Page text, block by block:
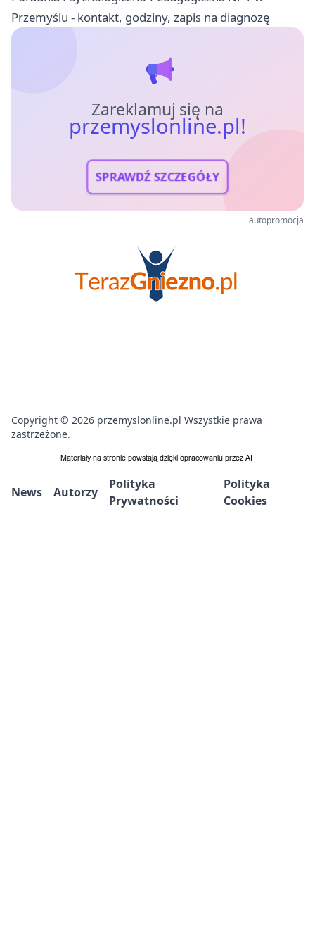
Przemyślu - kontakt, godziny, zapis na diagnozę
Zareklamuj się na
przemyslonline.pl!
SPRAWDŹ SZCZEGÓŁY
autopromocja
Copyright © 2026 przemyslonline.pl Wszystkie prawa
zastrzeżone.
News Autorzy
Polityka
Prywatności
Polityka
Cookies